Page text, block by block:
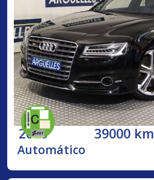
2015 39000 km
Automático